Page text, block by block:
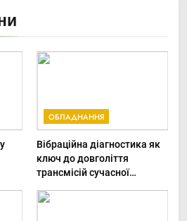
ОБЛАДНАННЯ
Вібраційна діагностика як
ключ до довголіття
трансмісій сучасної